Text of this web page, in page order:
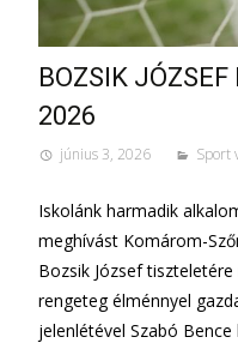
BOZSIK
2026
június 3, 2026 Sport
Iskolánk harmadik
meghívást Komárom-
Bozsik József
rengeteg élménnyel
jelenlétével Szabó